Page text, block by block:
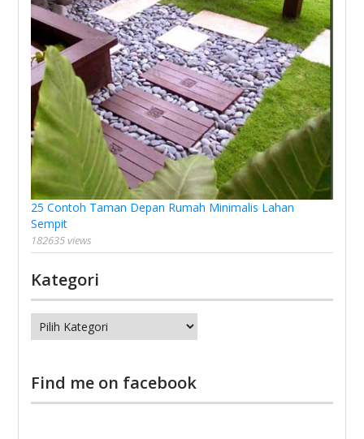
25 Contoh Taman Depan Rumah Minimalis Lahan
Sempit
182635 views
Kategori
Kategori
Find me on facebook